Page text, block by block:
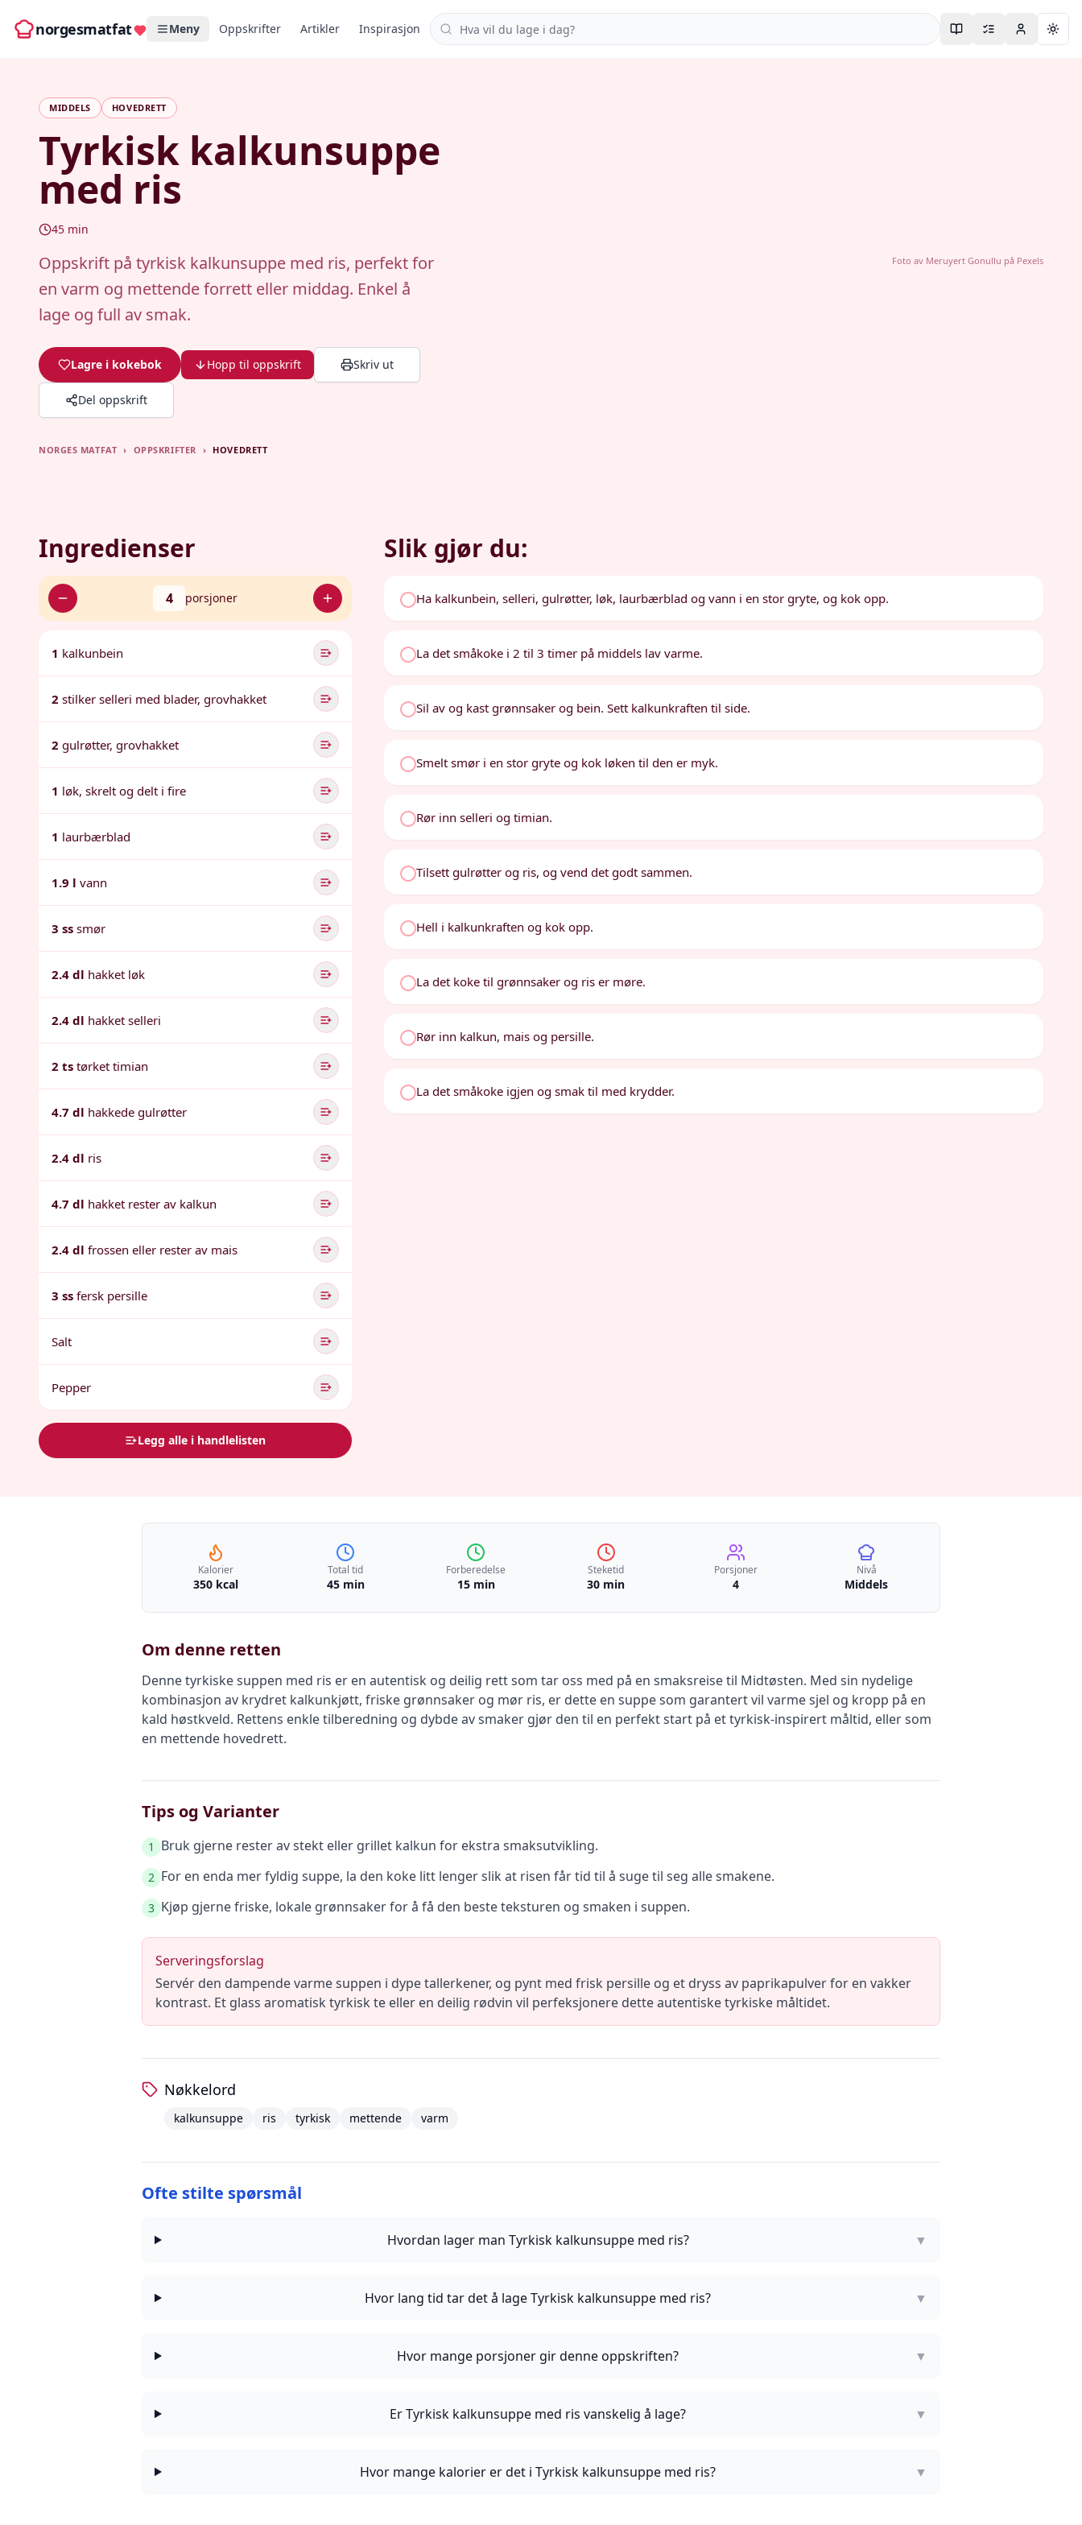
norgesmatfat Meny Oppskrifter Artikler Inspirasjon Søk i oppskrifter
MIDDELS HOVEDRETT
Tyrkisk kalkunsuppe
med ris
45 min
Oppskrift på tyrkisk kalkunsuppe med ris, perfekt for
en varm og mettende forrett eller middag. Enkel å
lage og full av smak.
Lagre i kokebok Hopp til oppskrift Skriv ut
Del oppskrift
Foto av Meruyert Gonullu på Pexels
NORGES MATFAT › OPPSKRIFTER › HOVEDRETT
Ingredienser
4 porsjoner
1 kalkunbein
2 stilker selleri med blader, grovhakket
2 gulrøtter, grovhakket
1 løk, skrelt og delt i fire
1 laurbærblad
1.9 l vann
3 ss smør
2.4 dl hakket løk
2.4 dl hakket selleri
2 ts tørket timian
4.7 dl hakkede gulrøtter
2.4 dl ris
4.7 dl hakket rester av kalkun
2.4 dl frossen eller rester av mais
3 ss fersk persille
Salt
Pepper
Legg alle i handlelisten
Slik gjør du:
Ha kalkunbein, selleri, gulrøtter, løk, laurbærblad og vann i en stor gryte, og kok opp.
La det småkoke i 2 til 3 timer på middels lav varme.
Sil av og kast grønnsaker og bein. Sett kalkunkraften til side.
Smelt smør i en stor gryte og kok løken til den er myk.
Rør inn selleri og timian.
Tilsett gulrøtter og ris, og vend det godt sammen.
Hell i kalkunkraften og kok opp.
La det koke til grønnsaker og ris er møre.
Rør inn kalkun, mais og persille.
La det småkoke igjen og smak til med krydder.
Kalorier
350 kcal
Total tid
45 min
Forberedelse
15 min
Steketid
30 min
Porsjoner
4
Nivå
Middels
Om denne retten
Denne tyrkiske suppen med ris er en autentisk og deilig rett som tar oss med på en smaksreise til Midtøsten. Med sin nydelige
kombinasjon av krydret kalkunkjøtt, friske grønnsaker og mør ris, er dette en suppe som garantert vil varme sjel og kropp på en
kald høstkveld. Rettens enkle tilberedning og dybde av smaker gjør den til en perfekt start på et tyrkisk-inspirert måltid, eller som
en mettende hovedrett.
Tips og Varianter
1 Bruk gjerne rester av stekt eller grillet kalkun for ekstra smaksutvikling.
2 For en enda mer fyldig suppe, la den koke litt lenger slik at risen får tid til å suge til seg alle smakene.
3 Kjøp gjerne friske, lokale grønnsaker for å få den beste teksturen og smaken i suppen.
Serveringsforslag
Servér den dampende varme suppen i dype tallerkener, og pynt med frisk persille og et dryss av paprikapulver for en vakker
kontrast. Et glass aromatisk tyrkisk te eller en deilig rødvin vil perfeksjonere dette autentiske tyrkiske måltidet.
Nøkkelord
kalkunsuppe ris tyrkisk mettende varm
Ofte stilte spørsmål
Hvordan lager man Tyrkisk kalkunsuppe med ris? ▼
Hvor lang tid tar det å lage Tyrkisk kalkunsuppe med ris? ▼
Hvor mange porsjoner gir denne oppskriften? ▼
Er Tyrkisk kalkunsuppe med ris vanskelig å lage? ▼
Hvor mange kalorier er det i Tyrkisk kalkunsuppe med ris? ▼